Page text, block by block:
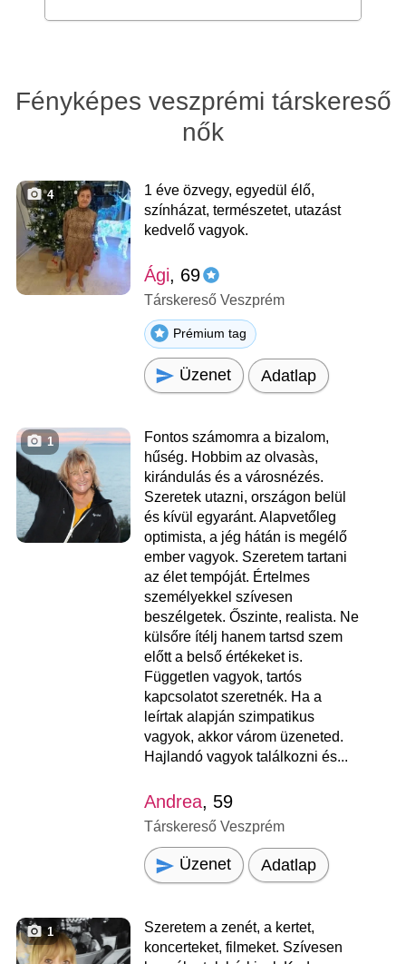
Fényképes veszprémi társkereső
nők
4
1 éve özvegy, egyedül élő,
színházat, természetet, utazást
kedvelő vagyok.
Ági, 69
Társkereső Veszprém
Prémium tag
Üzenet Adatlap
1
Fontos számomra a bizalom,
hűség. Hobbim az olvasàs,
kirándulás és a városnézés.
Szeretek utazni, országon belül
és kívül egyaránt. Alapvetőleg
optimista, a jég hátán is megélő
ember vagyok. Szeretem tartani
az élet tempóját. Értelmes
személyekkel szívesen
beszélgetek. Őszinte, realista. Ne
külsőre ítélj hanem tartsd szem
előtt a belső értékeket is.
Független vagyok, tartós
kapcsolatot szeretnék. Ha a
leírtak alapján szimpatikus
vagyok, akkor várom üzeneted.
Hajlandó vagyok találkozni és...
Andrea, 59
Társkereső Veszprém
Üzenet Adatlap
1
Szeretem a zenét, a kertet,
koncerteket, filmeket. Szívesen